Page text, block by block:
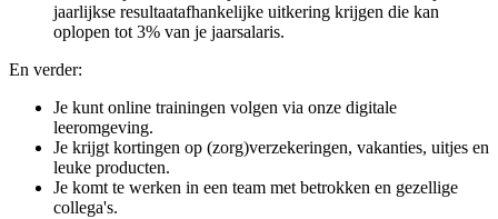
jaarlijkse resultaatafhankelijke uitkering krijgen die kan
oplopen tot 3% van je jaarsalaris.
En verder:
Je kunt online trainingen volgen via onze digitale
leeromgeving.
Je krijgt kortingen op (zorg)verzekeringen, vakanties, uitjes en
leuke producten.
Je komt te werken in een team met betrokken en gezellige
collega's.